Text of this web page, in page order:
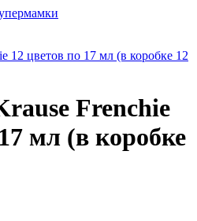
Frenchie
мл (в коробке